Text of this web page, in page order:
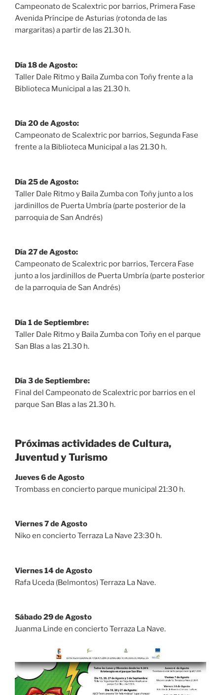
Campeonato de Scalextric por barrios, Primera Fase
Avenida Príncipe de Asturias (rotonda de las
margaritas) a partir de las 21.30 h.
Día 18 de Agosto:
Taller Dale Ritmo y Baila Zumba con Toñy frente a la
Biblioteca Municipal a las 21.30 h.
Día 20 de Agosto:
Campeonato de Scalextric por barrios, Segunda Fase
frente a la Biblioteca Municipal a las 21.30 h.
Día 25 de Agosto:
Taller Dale Ritmo y Baila Zumba con Toñy junto a los
jardinillos de Puerta Umbría (parte posterior de la
parroquia de San Andrés)
Día 27 de Agosto:
Campeonato de Scalextric por barrios, Tercera Fase
junto a los jardinillos de Puerta Umbría (parte posterior
de la parroquia de San Andrés)
Día 1 de Septiembre:
Taller Dale Ritmo y Baila Zumba con Toñy en el parque
San Blas a las 21.30 h.
Día 3 de Septiembre:
Final del Campeonato de Scalextric por barrios en el
parque San Blas a las 21.30 h.
Próximas actividades de Cultura,
Juventud y Turismo
Jueves 6 de Agosto
Trombass en concierto parque municipal 21:30 h.
Viernes 7 de Agosto
Niko en concierto Terraza La Nave 23:30 h.
Viernes 14 de Agosto
Rafa Uceda (Belmontos) Terraza La Nave.
Sábado 29 de Agosto
Juanma Linde en concierto Terraza La Nave.